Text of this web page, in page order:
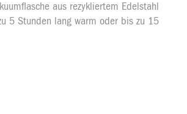
aus rezykliertem Edelstahl
5 Stunden lang warm oder bis zu 15